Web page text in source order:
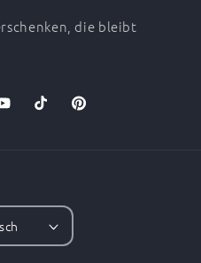
die bleibt
TikTok Pinterest